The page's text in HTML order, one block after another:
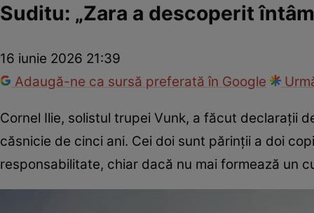
Suditu: „Zara a descoperit
16 iunie 2026 21:39
Adaugă-ne ca sursă preferată în Google
Cornel Ilie, solistul trupei Vunk, a făcut declarații
căsnicie de cinci ani. Cei doi sunt părinții a doi
responsabilitate, chiar dacă nu mai formează un